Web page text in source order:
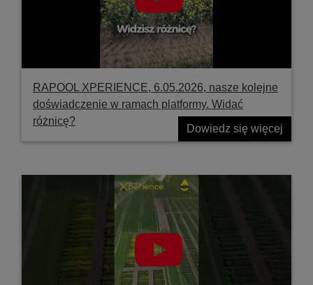
RAPOOL XPERIENCE, 6.05.2026, nasze kolejne
doświadczenie w ramach platformy. Widać
różnicę?
Dowiedz się więcej